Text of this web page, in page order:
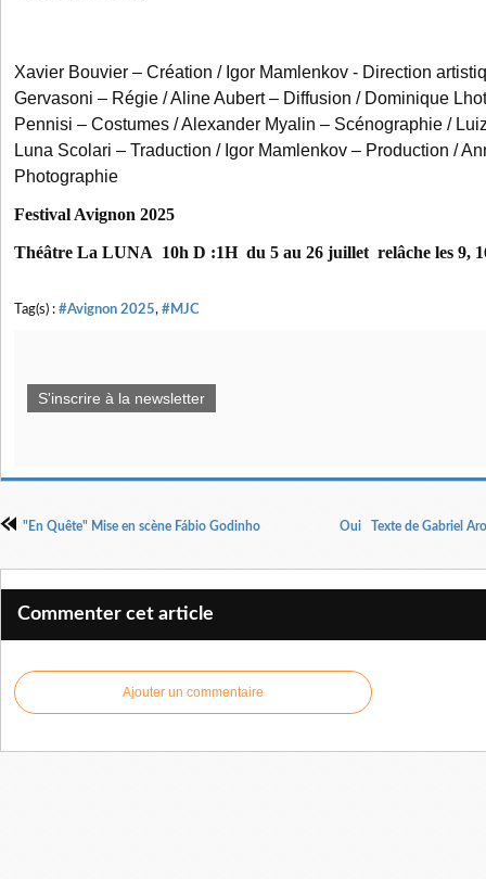
Xavier Bouvier – Création / Igor Mamlenkov - Direction
Gervasoni – Régie / Aline Aubert – Diffusion / Dominique
Pennisi – Costumes / Alexander Myalin – Scénographie /
Luna Scolari – Traduction / Igor Mamlenkov – Production /
Photographie
Festival Avignon 2025
Théâtre La LUNA 10h D :1H du 5 au 26 juillet relâche les 9,
Tag(s) : #Avignon 2025, #MJC
S'inscrire à la newsletter
"En Quête" Mise en scène Fábio Godinho Oui Texte de Gabriel
Commenter cet article
Ajouter un commentaire